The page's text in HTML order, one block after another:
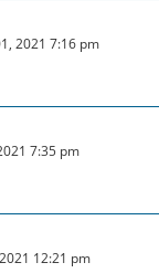
2021 7:16 pm
7:35 pm
12:21 pm